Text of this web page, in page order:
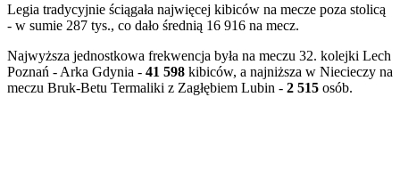
Legia tradycyjnie ściągała najwięcej kibiców na mecze poza stolicą
- w sumie 287 tys., co dało średnią 16 916 na mecz.
Najwyższa jednostkowa frekwencja była na meczu 32. kolejki Lech
Poznań - Arka Gdynia - 41 598 kibiców, a najniższa w Niecieczy na
meczu Bruk-Betu Termaliki z Zagłębiem Lubin - 2 515 osób.